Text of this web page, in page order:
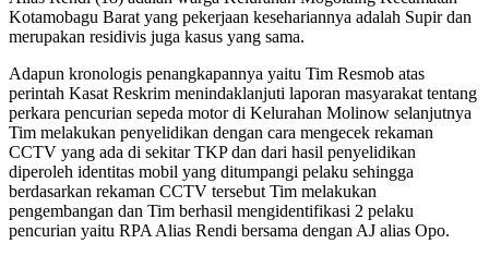
Kotamobagu Barat yang pekerjaan kesehariannya adalah Supir dan
merupakan residivis juga kasus yang sama.
Adapun kronologis penangkapannya yaitu Tim Resmob atas
perintah Kasat Reskrim menindaklanjuti laporan masyarakat tentang
perkara pencurian sepeda motor di Kelurahan Molinow selanjutnya
Tim melakukan penyelidikan dengan cara mengecek rekaman
CCTV yang ada di sekitar TKP dan dari hasil penyelidikan
diperoleh identitas mobil yang ditumpangi pelaku sehingga
berdasarkan rekaman CCTV tersebut Tim melakukan
pengembangan dan Tim berhasil mengidentifikasi 2 pelaku
pencurian yaitu RPA Alias Rendi bersama dengan AJ alias Opo.